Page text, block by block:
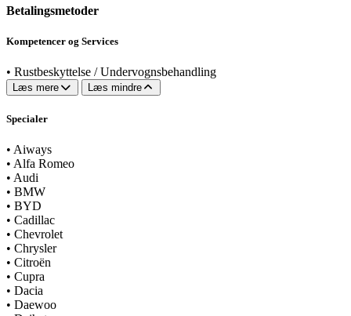
Betalingsmetoder
Kompetencer og Services
• Rustbeskyttelse / Undervognsbehandling
Læs mere Læs mindre
Specialer
• Aiways
• Alfa Romeo
• Audi
• BMW
• BYD
• Cadillac
• Chevrolet
• Chrysler
• Citroën
• Cupra
• Dacia
• Daewoo